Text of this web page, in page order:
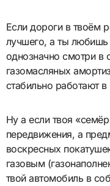
Если дороги в твоём
лучшего, а ты
однозначно смотри в
газомасляных
стабильно работают
Ну а если твоя
передвижения, а
воскресных
газовым
твой автомобиль в